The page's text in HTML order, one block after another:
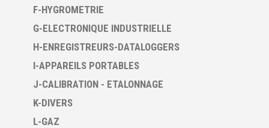
F-HYGROMETRIE
G-ELECTRONIQUE INDUSTRIELLE
H-ENREGISTREURS-DATALOGGERS
I-APPAREILS PORTABLES
J-CALIBRATION - ETALONNAGE
K-DIVERS
L-GAZ